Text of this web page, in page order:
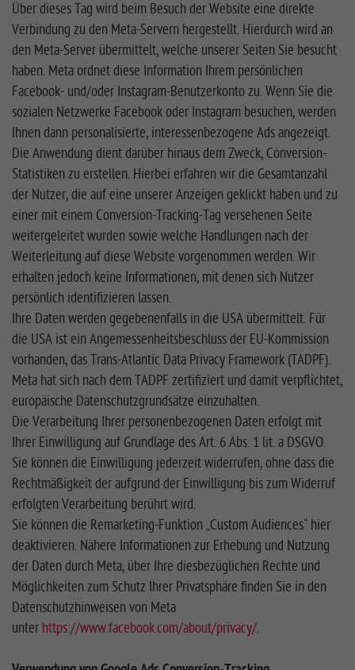
Über dieses Tag wird beim Besuch der Website eine direkte
Verbindung zu den Meta-Servern hergestellt. Hierdurch wird an
den Meta-Server übermittelt, welche unserer Seiten Sie besucht
haben. Meta ordnet diese Information Ihrem persönlichen
Facebook- und/oder Instagram-Benutzerkonto zu. Wenn Sie die
sozialen Netzwerke Facebook oder Instagram besuchen, werden
Ihnen dann personalisierte, interessenbezogene Ads angezeigt.
Die Anwendung dient darüber hinaus dem Zweck, Conversion-
Statistiken zu erstellen. Hierbei erfahren wir die Gesamtanzahl
der Nutzer, die auf eine unserer Anzeigen geklickt haben und zu
einer mit einem Conversion-Tracking-Tag versehenen Seite
weitergeleitet wurden sowie welche Handlungen nach der
Weiterleitung auf diese Website vorgenommen werden. Wir
erhalten jedoch keine Informationen, mit denen sich Nutzer
persönlich identifizieren lassen.
Ihre Daten werden gegebenenfalls in die USA übermittelt. Für
die USA ist ein Angemessenheitsbeschluss der EU-Kommission
vorhanden, das Trans-Atlantic Data Privacy Framework (TADPF).
Meta hat sich nach dem TADPF zertifiziert und damit verpflichtet,
europäische Datenschutzgrundsätze einzuhalten.
Die Verarbeitung Ihrer personenbezogenen Daten erfolgt mit
Ihrer Einwilligung auf Grundlage des Art. 6 Abs. 1 lit. a DSGVO.
Sie können die Einwilligung jederzeit widerrufen, ohne dass die
Rechtmäßigkeit der aufgrund der Einwilligung bis zum Widerruf
erfolgten Verarbeitung berührt wird.
Sie können die Remarketing-Funktion „Custom Audiences“ hier
deaktivieren. Nähere Informationen zur Erhebung und Nutzung
der Daten durch Meta, über Ihre diesbezüglichen Rechte und
Möglichkeiten zum Schutz Ihrer Privatsphäre finden Sie in den
Datenschutzhinweisen von Meta
unter https://www.facebook.com/about/privacy/.